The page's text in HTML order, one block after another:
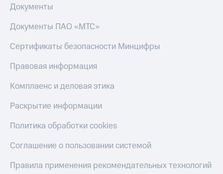
Документы
Документы ПАО «МТС»
Сертификаты безопасности Минцифры
Правовая информация
Комплаенс и деловая этика
Раскрытие информации
Политика обработки cookies
Соглашение о пользовании системой
Правила применения рекомендательных технологий